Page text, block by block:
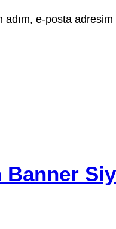
adım, e-posta
Banner